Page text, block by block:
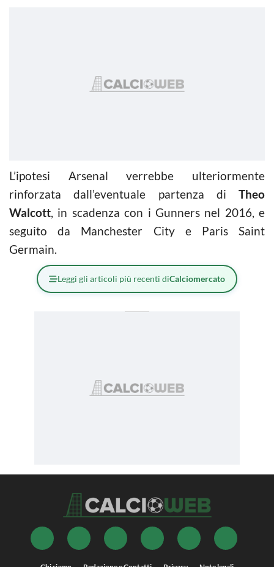
L’ipotesi Arsenal verrebbe ulteriormente
rinforzata dall’eventuale partenza di Theo
Walcott, in scadenza con i Gunners nel 2016, e
seguito da Manchester City e Paris Saint
Germain.
Leggi gli articoli più recenti diCalciomercato